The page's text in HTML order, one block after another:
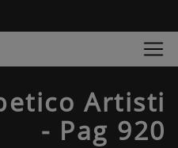
Artisti
- Pag 920